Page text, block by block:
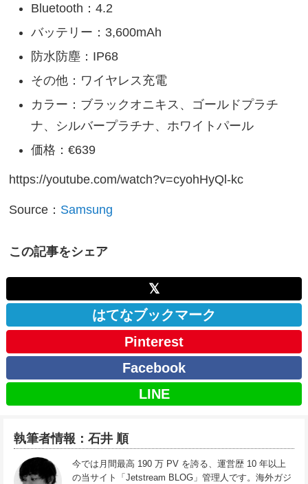
Bluetooth：4.2
バッテリー：3,600mAh
防水防塵：IP68
その他：ワイヤレス充電
カラー：ブラックオニキス、ゴールドプラチ
ナ、シルバープラチナ、ホワイトパール
価格：€639
https://youtube.com/watch?v=cyohHyQl-kc
Source： Samsung
この記事をシェア
𝕏
はてなブックマーク
Pinterest
Facebook
LINE
執筆者情報：石井 順
今では月間最高 190 万 PV を誇る、運営歴 10 年以上
の当サイト「Jetstream BLOG」管理人です。海外ガジ